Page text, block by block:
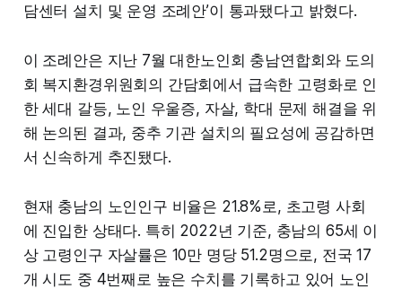
담센터 설치 및 운영 조례안’이 통과됐다고 밝혔다.
이 조례안은 지난 7월 대한노인회 충남연합회와 도의
회 복지환경위원회의 간담회에서 급속한 고령화로 인
한 세대 갈등, 노인 우울증, 자살, 학대 문제 해결을 위
해 논의된 결과, 중추 기관 설치의 필요성에 공감하면
서 신속하게 추진됐다.
현재 충남의 노인인구 비율은 21.8%로, 초고령 사회
에 진입한 상태다. 특히 2022년 기준, 충남의 65세 이
상 고령인구 자살률은 10만 명당 51.2명으로, 전국 17
개 시도 중 4번째로 높은 수치를 기록하고 있어 노인